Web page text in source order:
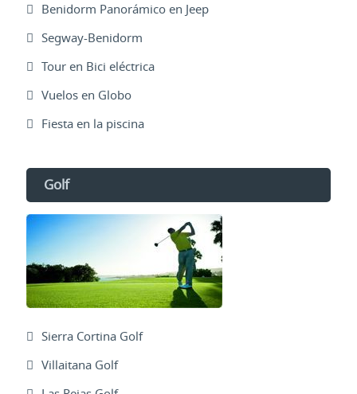
Benidorm Panorámico en Jeep
Segway-Benidorm
Tour en Bici eléctrica
Vuelos en Globo
Fiesta en la piscina
Golf
Sierra Cortina Golf
Villaitana Golf